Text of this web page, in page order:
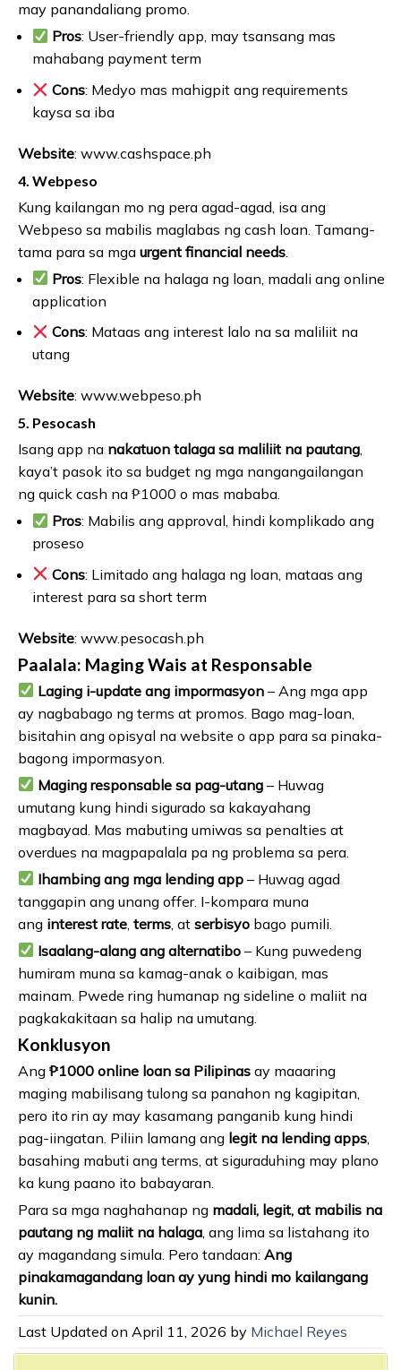
may panandaliang promo.
Pros: User-friendly app, may tsansang mas
mahabang payment term
Cons: Medyo mas mahigpit ang requirements
kaysa sa iba
Website: www.cashspace.ph
4. Webpeso
Kung kailangan mo ng pera agad-agad, isa ang
Webpeso sa mabilis maglabas ng cash loan. Tamang-
tama para sa mga urgent financial needs
Pros: Flexible na halaga ng loan, madali ang online
application
Cons: Mataas ang interest lalo na sa maliliit na
utang
Website: www.webpeso.ph
5. Pesocash
Isang app na nakatuon talaga sa maliliit na pautang,
kaya’t pasok ito sa budget ng mga nangangailangan
ng quick cash na ₱1000 o mas mababa.
Pros: Mabilis ang approval, hindi komplikado ang
proseso
Cons: Limitado ang halaga ng loan, mataas ang
interest para sa short term
Website: www.pesocash.ph
Paalala: Maging Wais at Responsable
Laging i-update ang impormasyon – Ang mga app
ay nagbabago ng terms at promos. Bago mag-loan,
bisitahin ang opisyal na website o app para sa pinaka-
bagong impormasyon.
Maging responsable sa pag-utang – Huwag
umutang kung hindi sigurado sa kakayahang
magbayad. Mas mabuting umiwas sa penalties at
overdues na magpapalala pa ng problema sa pera.
Ihambing ang mga lending app – Huwag agad
tanggapin ang unang offer. I-kompara muna
ang interest rate terms , at serbisyo bago pumili.
Isaalang-alang ang alternatibo – Kung puwedeng
humiram muna sa kamag-anak o kaibigan, mas
mainam. Pwede ring humanap ng sideline o maliit na
pagkakakitaan sa halip na umutang.
Konklusyon
Ang ₱1000 online loan sa Pilipinas ay maaaring
maging mabilisang tulong sa panahon ng kagipitan,
pero ito rin ay may kasamang panganib kung hindi
pag-iingatan. Piliin lamang ang legit na lending apps
basahing mabuti ang terms, at siguraduhing may plano
ka kung paano ito babayaran.
Para sa mga naghahanap ng madali, legit, at mabilis na
pautang ng maliit na halaga , ang lima sa listahang ito
ay magandang simula. Pero tandaan: Ang
pinakamagandang loan ay yung hindi mo kailangang
kunin.
Last Updated on April 11, 2026 by Michael Reyes